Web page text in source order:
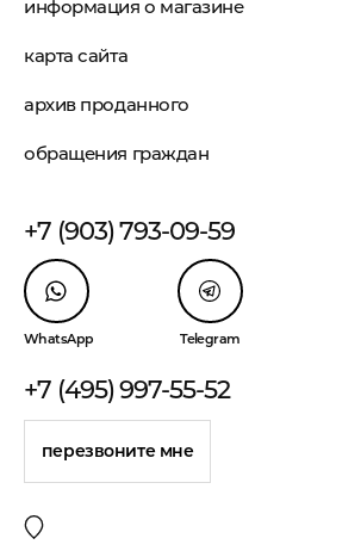
информация о магазине
карта сайта
архив проданного
обращения граждан
+7 (903) 793-09-59
WhatsApp Telegram
+7 (495) 997-55-52
перезвоните мне